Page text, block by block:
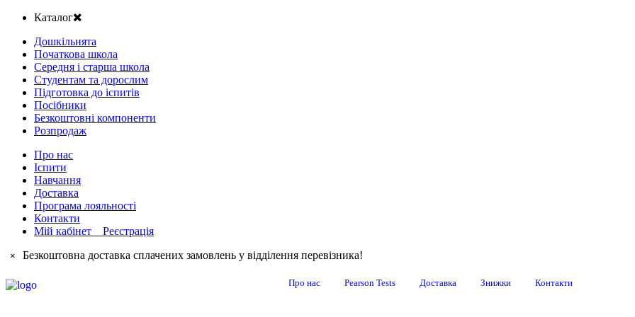
Каталог
Дошкільнята
Початкова школа
Середня і старша школа
Студентам та дорослим
Підготовка до іспитів
Посібники
Безкоштовні компоненти
Розпродаж
Про нас
Іспити
Навчання
Доставка
Програма лояльності
Контакти
Мій кабінет Реєстрація
× Безкоштовна доставка сплачених замовлень у відділення перевізника!
Про нас Pearson Tests Доставка Знижки Контакти